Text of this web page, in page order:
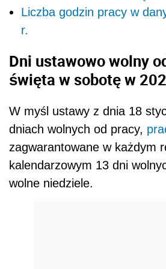
Liczba godzin pracy w
r.
Dni ustawowo wolny
święta w sobotę w
W myśl ustawy z dnia 18
dniach wolnych od pracy,
zagwarantowane w każdym
kalendarzowym 13 dni
wolne niedziele.